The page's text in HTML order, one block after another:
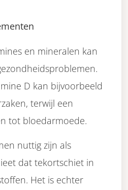
en mineralen kan
D kan bijvoorbeeld
terwijl een
tot bloedarmoede.
nuttig zijn als
dat tekortschiet in
Het is echter